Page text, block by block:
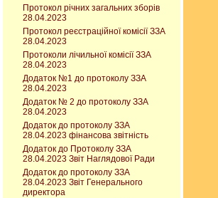
Протокол річних загальних зборів
28.04.2023
Протокол реєстраційної комісії ЗЗА
28.04.2023
Протоколи лічильної комісії ЗЗА
28.04.2023
Додаток №1 до протоколу ЗЗА
28.04.2023
Додаток № 2 до протоколу ЗЗА
28.04.2023
Додаток до протоколу ЗЗА
28.04.2023 фінансова звітність
Додаток до Протоколу ЗЗА
28.04.2023 Звіт Наглядової Ради
Додаток до протоколу ЗЗА
28.04.2023 Звіт Генерального
директора